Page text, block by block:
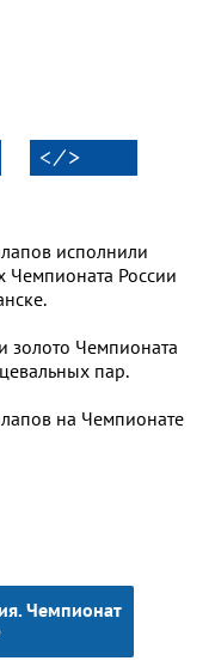
< ⁄ >
исполнили
Чемпионата России
золото Чемпионата
пар.
на Чемпионате
Чемпионат